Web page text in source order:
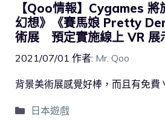
【Qoo情報】Cygames 將
幻想》《賽馬娘 Pretty
術展 預定實施線上 VR 展
2021/07/01 作者: Mr. Qoo
背景美術展感覺好棒，而且有免費
日本遊戲